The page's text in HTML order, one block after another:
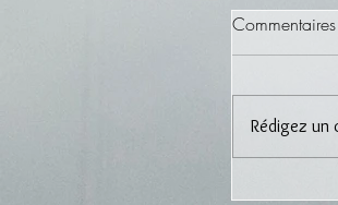
Commentaires
Rédigez un